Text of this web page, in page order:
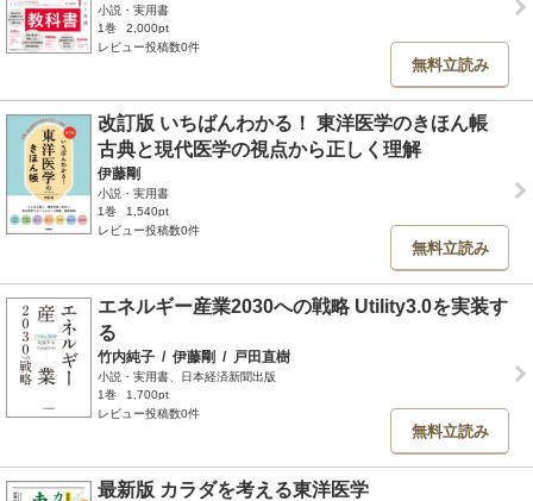
小説・実用書
1巻
2,000pt
レビュー投稿数0件
無料立読み
改訂版 いちばんわかる！ 東洋医学のきほん帳
古典と現代医学の視点から正しく理解
伊藤剛
小説・実用書
1巻
1,540pt
レビュー投稿数0件
無料立読み
エネルギー産業2030への戦略 Utility3.0を実装す
る
竹内純子 / 伊藤剛 / 戸田直樹
小説・実用書、日本経済新聞出版
1巻
1,700pt
レビュー投稿数0件
無料立読み
最新版 カラダを考える東洋医学